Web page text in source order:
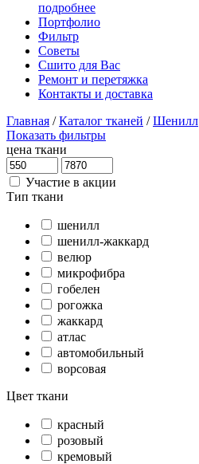
подробнее
Портфолио
Фильтр
Советы
Сшито для Вас
Ремонт и перетяжка
Контакты и доставка
Главная / Каталог тканей / Шенилл
Показать фильтры
цена ткани
Участие в акции
Тип ткани
шенилл
шенилл-жаккард
велюр
микрофибра
гобелен
рогожка
жаккард
атлас
автомобильный
ворсовая
Цвет ткани
красный
розовый
кремовый